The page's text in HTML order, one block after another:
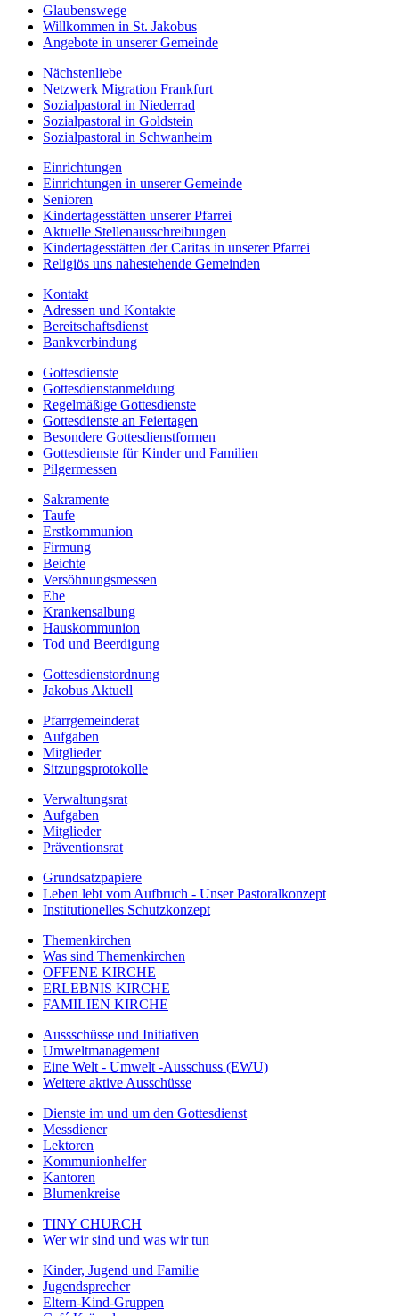
Glaubenswege
Willkommen in St. Jakobus
Angebote in unserer Gemeinde
Nächstenliebe
Netzwerk Migration Frankfurt
Sozialpastoral in Niederrad
Sozialpastoral in Goldstein
Sozialpastoral in Schwanheim
Einrichtungen
Einrichtungen in unserer Gemeinde
Senioren
Kindertagesstätten unserer Pfarrei
Aktuelle Stellenausschreibungen
Kindertagesstätten der Caritas in unserer Pfarrei
Religiös uns nahestehende Gemeinden
Kontakt
Adressen und Kontakte
Bereitschaftsdienst
Bankverbindung
Gottesdienste
Gottesdienstanmeldung
Regelmäßige Gottesdienste
Gottesdienste an Feiertagen
Besondere Gottesdienstformen
Gottesdienste für Kinder und Familien
Pilgermessen
Sakramente
Taufe
Erstkommunion
Firmung
Beichte
Versöhnungsmessen
Ehe
Krankensalbung
Hauskommunion
Tod und Beerdigung
Gottesdienstordnung
Jakobus Aktuell
Pfarrgemeinderat
Aufgaben
Mitglieder
Sitzungsprotokolle
Verwaltungsrat
Aufgaben
Mitglieder
Präventionsrat
Grundsatzpapiere
Leben lebt vom Aufbruch - Unser Pastoralkonzept
Institutionelles Schutzkonzept
Themenkirchen
Was sind Themenkirchen
OFFENE KIRCHE
ERLEBNIS KIRCHE
FAMILIEN KIRCHE
Aussschüsse und Initiativen
Umweltmanagement
Eine Welt - Umwelt -Ausschuss (EWU)
Weitere aktive Ausschüsse
Dienste im und um den Gottesdienst
Messdiener
Lektoren
Kommunionhelfer
Kantoren
Blumenkreise
TINY CHURCH
Wer wir sind und was wir tun
Kinder, Jugend und Familie
Jugendsprecher
Eltern-Kind-Gruppen